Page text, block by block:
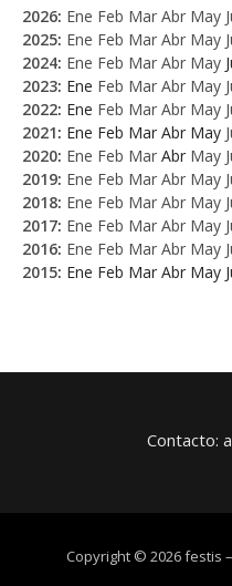
2026: Ene Feb Mar Abr May
2025: Ene Feb Mar Abr May
2024: Ene Feb Mar Abr May
2023: Ene Feb Mar Abr May
2022: Ene Feb Mar Abr May
2021: Ene Feb Mar Abr May
2020: Ene Feb Mar Abr May
2019: Ene Feb Mar Abr May
2018: Ene Feb Mar Abr May
2017: Ene Feb Mar Abr May
2016: Ene Feb Mar Abr May
2015: Ene Feb Mar Abr May
Contacto:
Copyright © 2026 festis –